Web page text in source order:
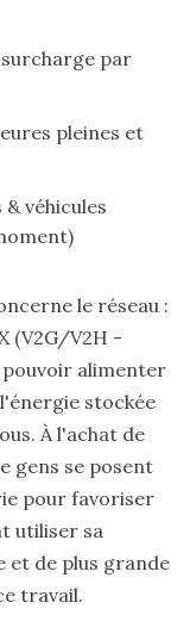
par
pleines et
véhicules
le réseau :
(V2G/V2H -
alimenter
stockée
À l'achat de
gens se posent
pour favoriser
utiliser sa
et de plus grande
travail.